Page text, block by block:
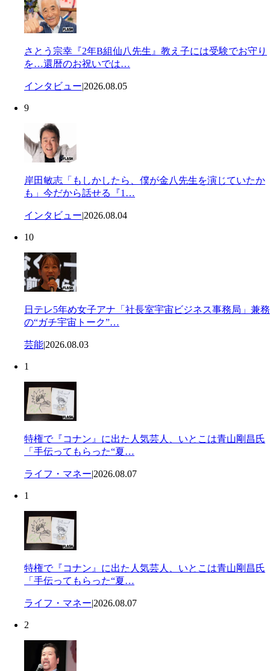
さとう宗幸『2年B組仙八先生』教え子には受験でお守り
を…還暦のお祝いでは…
インタビュー|2026.08.05
9
岸田敏志「もしかしたら、僕が金八先生を演じていたか
も」今だから話せる『1…
インタビュー|2026.08.04
10
日テレ5年め女子アナ「社長室宇宙ビジネス事務局」兼務
の“ガチ宇宙トーク”…
芸能|2026.08.03
1
特権で『コナン』に出た人気芸人、いとこは青山剛昌氏
「手伝ってもらった“夏…
ライフ・マネー|2026.08.07
1
特権で『コナン』に出た人気芸人、いとこは青山剛昌氏
「手伝ってもらった“夏…
ライフ・マネー|2026.08.07
2